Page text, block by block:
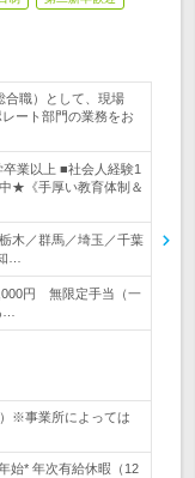
合職）として、現場
ート部門の業務をお
業以上 ■社会人経験1
★《手厚い教育体制＆
木／群馬／埼玉／千葉
…
円 無限定手当（一
※事業所によっては
始* 年次有給休暇（12